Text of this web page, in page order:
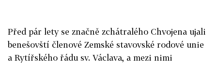
Před pár lety se značně zchátralého Chvojena ujali
benešovští členové Zemské stavovské rodové unie
a Rytířského řádu sv. Václava, a mezi nimi